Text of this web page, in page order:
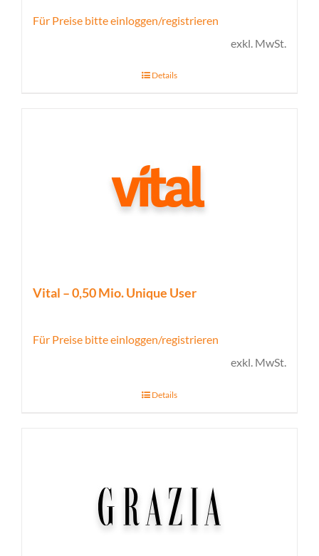
Für Preise bitte einloggen/registrieren
exkl. MwSt.
Details
Vital – 0,50 Mio. Unique User
Für Preise bitte einloggen/registrieren
exkl. MwSt.
Details